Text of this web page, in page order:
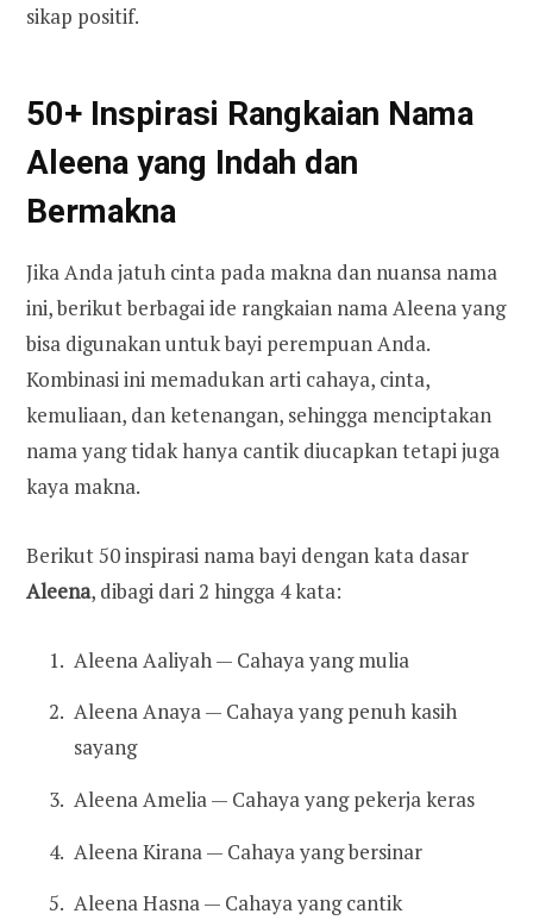
sikap positif.
50+ Inspirasi Rangkaian Nama
Aleena yang Indah dan
Bermakna
Jika Anda jatuh cinta pada makna dan nuansa nama
ini, berikut berbagai ide rangkaian nama Aleena yang
bisa digunakan untuk bayi perempuan Anda.
Kombinasi ini memadukan arti cahaya, cinta,
kemuliaan, dan ketenangan, sehingga menciptakan
nama yang tidak hanya cantik diucapkan tetapi juga
kaya makna.
Berikut 50 inspirasi nama bayi dengan kata dasar
Aleena, dibagi dari 2 hingga 4 kata:
Aleena Aaliyah — Cahaya yang mulia
Aleena Anaya — Cahaya yang penuh kasih
sayang
Aleena Amelia — Cahaya yang pekerja keras
Aleena Kirana — Cahaya yang bersinar
Aleena Hasna — Cahaya yang cantik